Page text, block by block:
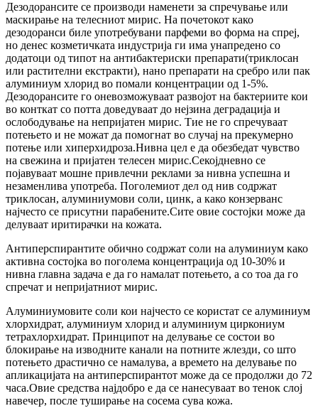
Дезодорансите се производи наменети за спречување или
маскирање на телесниот мирис. На почетокот како
дезодоранси биле употребувани парфеми во форма на спреј,
но денес козметичката индустрија ги има унапредено со
додатоци од типот на антибактериски препарати(триклосан
или растителни екстракти), нано препарати на сребро или пак
алуминиум хлорид во помали концентрации од 1-5%.
Дезодорансите го оневозможуваат развојот на бактериите кои
во конткат со потта доведуваат до нејзина деградација и
ослободување на непријатен мирис. Тие не го спречуваат
потењето и не можат да помогнат во случај на прекумерно
потење или хиперхидроза.Нивна цел е да обезбедат чувство
на свежина и пријатен телесен мирис.Секојдневно се
појавуваат мошне привлечни реклами за нивна успешна и
незаменлива употреба. Поголемиот дел од нив содржат
триклосан, алуминиумови соли, цинк, а како конзерванс
најчесто се присутни парабените.Сите овие состојки може да
делуваат иритирачки на кожата.
Антиперспирантите обично содржат соли на алуминиум како
активна состојка во поголема концентрација од 10-30% и
нивна главна задача е да го намалат потењето, а со тоа да го
спречат и непријатниот мирис.
Алуминиумовите соли кои најчесто се користат се алуминиум
хлорхидрат, алуминиум хлорид и алуминиум циркониум
тетрахлорхидрат. Принципот на делување се состои во
блокирање на изводните канали на потните жлезди, со што
потењето драстично се намалува, а времето на делување по
апликацијата на антиперспирантот може да се продолжи до 72
часа.Овие средства најдобро е да се нанесуваат во тенок слој
навечер, после туширање на сосема сува кожа.